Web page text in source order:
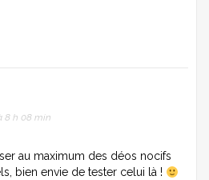
8 h 08 min
au maximum des déos nocifs
bien envie de tester celui là !